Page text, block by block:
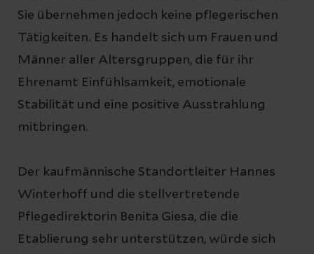
Sie übernehmen jedoch keine pflegerischen
Tätigkeiten. Es handelt sich um Frauen und
Männer aller Altersgruppen, die für ihr
Ehrenamt Einfühlsamkeit, emotionale
Stabilität und eine positive Ausstrahlung
mitbringen.
Der kaufmännische Standortleiter Hannes
Winterhoff und die stellvertretende
Pflegedirektorin Benita Giesa, die die
Etablierung sehr unterstützen, würde sich